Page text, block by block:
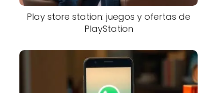
Play store station: juegos y ofertas de
PlayStation